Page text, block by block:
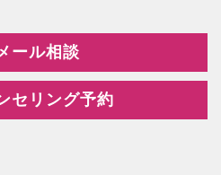
ール相談
セリング予約